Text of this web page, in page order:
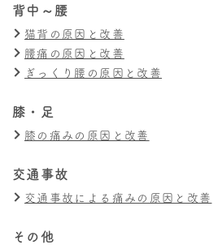
背中～腰
猫背の原因と改善
腰痛の原因と改善
ぎっくり腰の原因と改善
膝・足
膝の痛みの原因と改善
交通事故
交通事故による痛みの原因と改善
その他